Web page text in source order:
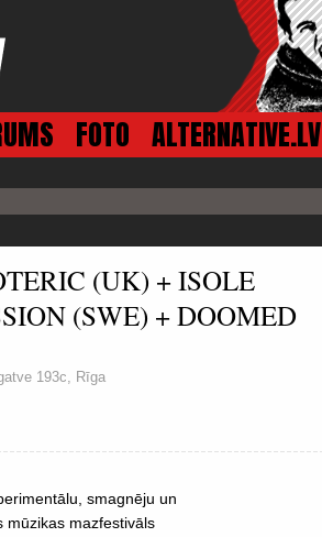
FOTO ALTERNATIVE.LV
(UK) + ISOLE
(SWE) + DOOMED
193c, Rīga
smagnēju un
mūzikas mazfestivāls